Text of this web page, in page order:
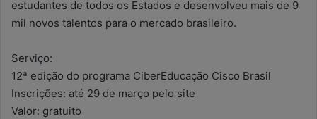
estudantes de todos os Estados e desenvolveu mais de 9
mil novos talentos para o mercado brasileiro.
Serviço:
12ª edição do programa CiberEducação Cisco Brasil
Inscrições: até 29 de março pelo site
Valor: gratuito